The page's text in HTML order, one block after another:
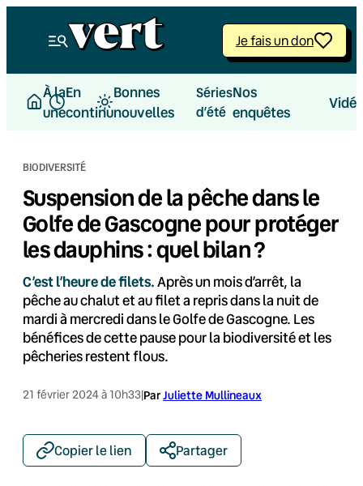
Je fais un don
À la
une
En
continu
Bonnes
nouvelles
Séries
d’été
Nos
enquêtes
BIODIVERSITÉ
Suspension de la pêche dans le
Golfe de Gascogne pour protéger
les dauphins : quel bilan ?
C’est l’heure de filets.Après un mois d’arrêt, la
pêche au chalut et au filet a repris dans la nuit de
mardi à mercredi dans le Golfe de Gascogne. Les
bénéfices de cette pause pour la biodiversité et les
pêcheries restent flous.
21 février 2024 à 10h33|ParJuliette Mullineaux
Copier le lien Partager